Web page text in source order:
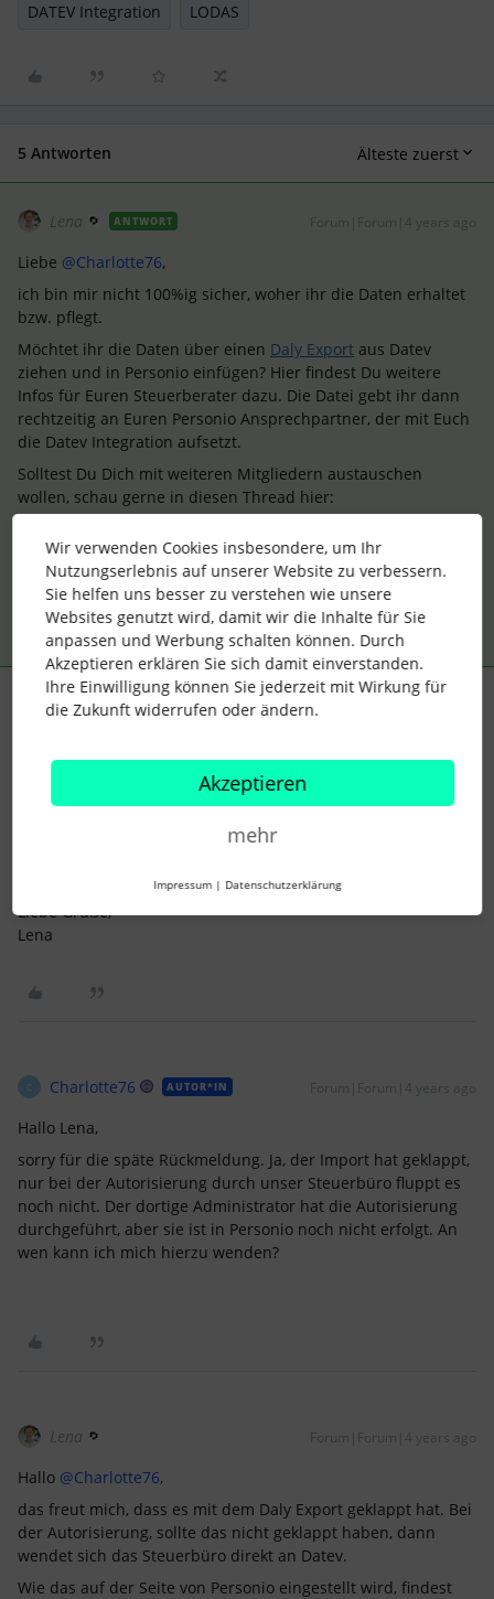
DATEV Integration LODAS
5 Antworten Älteste zuerst
Lena ANTWORT
Liebe @Charlotte76,
ich bin mir nicht 100%ig sicher, woher ihr die Daten erhaltet
bzw. pflegt.
Möchtet ihr die Daten über einen Daly Export aus Datev
ziehen und in Personio einfügen? Hier findest Du weitere
Infos für Euren Steuerberater dazu. Die Datei gebt ihr dann
rechtzeitig an Euren Personio Ansprechpartner, der mit Euch
die Datev Integration aufsetzt.
Solltest Du Dich mit weiteren Mitgliedern austauschen
wollen, schau gerne in diesen Thread hier:
Lena
Lena Forum|Forum|4 years ago
ich hoffe Dir geht es gut? :)
Hat es mit der Implementierung der Datev Integration
geklappt? Habt ihr die Gehaltsbestandteile mit Hilfe eines
den Import hochladen können?
Liebe Grüße,
Lena
Charlotte76 AUTOR*IN Forum|Forum|4 years ago
Hallo Lena,
sorry für die späte Rückmeldung. Ja, der Import hat geklappt,
nur bei der Autorisierung durch unser Steuerbüro fluppt es
noch nicht. Der dortige Administrator hat die Autorisierung
durchgeführt, aber sie ist in Personio noch nicht erfolgt. An
wen kann ich mich hierzu wenden?
Lena Forum|Forum|4 years ago
Hallo @Charlotte76,
das freut mich, dass es mit dem Daly Export geklappt hat. Bei
der Autorisierung, sollte das nicht geklappt haben, dann
wendet sich das Steuerbüro direkt an Datev.
Wie das auf der Seite von Personio eingestellt wird, findest
Wir verwenden Cookies insbesondere, um Ihr
Nutzungserlebnis auf unserer Website zu verbessern.
Sie helfen uns besser zu verstehen wie unsere
Websites genutzt wird, damit wir die Inhalte für Sie
anpassen und Werbung schalten können. Durch
Akzeptieren erklären Sie sich damit einverstanden.
Ihre Einwilligung können Sie jederzeit mit Wirkung für
die Zukunft widerrufen oder ändern.
Akzeptieren
mehr
Impressum | Datenschutzerklärung